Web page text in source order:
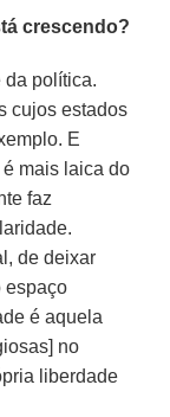
crescendo?
da política.
cujos estados
E
mais laica do
faz
de deixar
espaço
é aquela
no
liberdade